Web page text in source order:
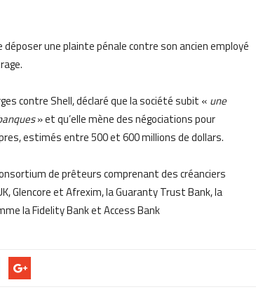
une plainte pénale contre son ancien employé
contre Shell, déclaré que la société subit « une
» et qu’elle mène des négociations pour
estimés entre 500 et 600 millions de dollars.
de prêteurs comprenant des créanciers
Glencore et Afrexim, la Guaranty Trust Bank, la
la Fidelity Bank et Access Bank